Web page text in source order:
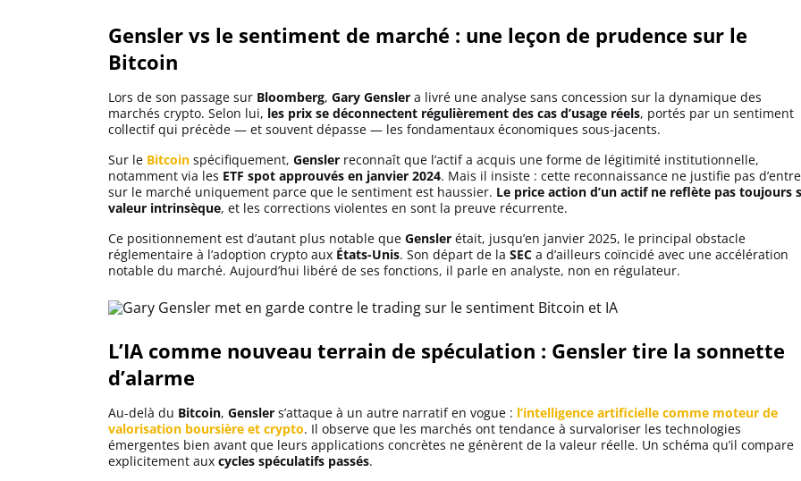
Trading
C’est quoi ?
Apprendre
Indicateurs techniques
Investir
Meilleures plateformes
Meilleurs wallets
Gensler vs le sentiment de marché : une leçon de prudence sur le
Bitcoin
Lors de son passage sur Bloomberg, Gary Gensler a livré une analyse sans concession sur la dynamique des
marchés crypto. Selon lui, les prix se déconnectent régulièrement des cas d’usage réels, portés par un sentiment
collectif qui précède — et souvent dépasse — les fondamentaux économiques sous-jacents.
Sur le Bitcoin spécifiquement, Gensler reconnaît que l’actif a acquis une forme de légitimité institutionnelle,
notamment via les ETF spot approuvés en janvier 2024. Mais il insiste : cette reconnaissance ne justifie pas
sur le marché uniquement parce que le sentiment est haussier. Le price action d’un actif ne reflète pas toujours
valeur intrinsèque, et les corrections violentes en sont la preuve récurrente.
Ce positionnement est d’autant plus notable que Gensler était, jusqu’en janvier 2025, le principal obstacle
réglementaire à l’adoption crypto aux États-Unis. Son départ de la SEC a d’ailleurs coïncidé avec une accélération
notable du marché. Aujourd’hui libéré de ses fonctions, il parle en analyste, non en régulateur.
L’IA comme nouveau terrain de spéculation : Gensler tire la sonnette
d’alarme
Au-delà du Bitcoin, Gensler s’attaque à un autre narratif en vogue : l’intelligence artificielle comme moteur de
valorisation boursière et crypto. Il observe que les marchés ont tendance à survaloriser les technologies
émergentes bien avant que leurs applications concrètes ne génèrent de la valeur réelle. Un schéma qu’il compare
explicitement aux cycles spéculatifs passés.